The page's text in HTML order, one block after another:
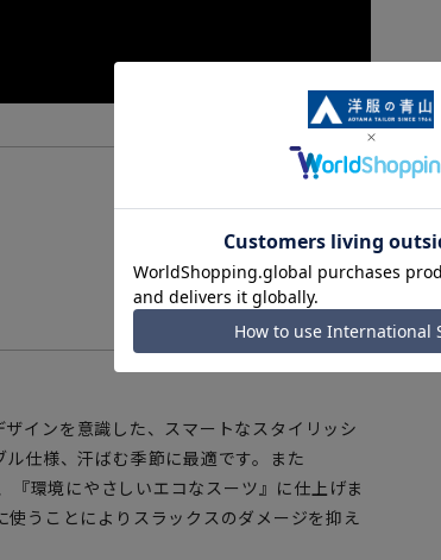
インを意識した、スマートなスタイリッシ
仕様、汗ばむ季節に最適です。また
環境にやさしいエコなスーツ』に仕上げま
うことによりスラックスのダメージを抑え